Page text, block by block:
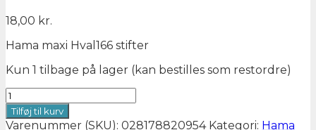
18,00 kr.
Hama maxi Hval166 stifter
Kun 1 tilbage på lager (kan bestilles som restordre)
8209
Hama
maxi
Tilføj til kurv
Varenummer (SKU): 028178820954 Kategori: Hama